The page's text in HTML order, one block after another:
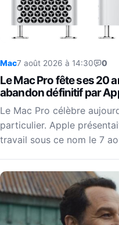
Mac7 août 2026 à 14:30 0
Le Mac Pro fête ses 20
abandon définitif par
Le Mac Pro célèbre
particulier. Apple
travail sous ce nom le 7